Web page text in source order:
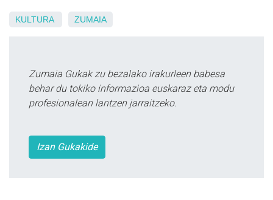
KULTURA ZUMAIA
Zumaia Gukak zu bezalako irakurleen babesa
behar du tokiko informazioa euskaraz eta modu
profesionalean lantzen jarraitzeko.
Izan Gukakide